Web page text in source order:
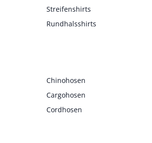
Streifenshirts
Rundhalsshirts
Chinohosen
Cargohosen
Cordhosen